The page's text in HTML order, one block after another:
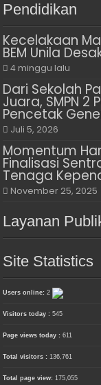
Pendidikan
Kecelakaan
BEM Unila
4 minggu lalu
Dari Sekolah
Juara, SMPN
Pencetak
Juli 5, 2026
Momentum
Finalisasi
Tenaga
November 25, 2025
Layanan
Site Statistics
Users online:2
Visitors today :545
Page views today :611
Total visitors :136,761
Total page view:175,055